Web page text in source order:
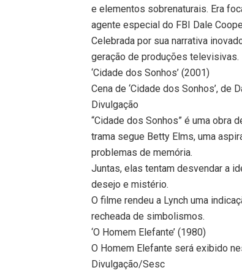
e elementos sobrenaturais. Era
agente especial do FBI Dale
Celebrada por sua narrativa
geração de produções televisivas.
‘Cidade dos Sonhos’ (2001)
Cena de ‘Cidade dos Sonhos’, de
Divulgação
“Cidade dos Sonhos” é uma obra
trama segue Betty Elms, uma
problemas de memória.
Juntas, elas tentam desvendar a
desejo e mistério.
O filme rendeu a Lynch uma
recheada de simbolismos.
‘O Homem Elefante’ (1980)
O Homem Elefante será exibido
Divulgação/Sesc